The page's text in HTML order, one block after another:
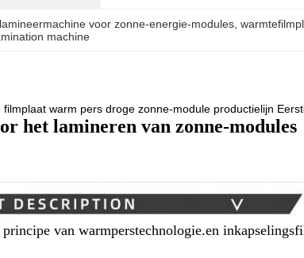
voor zonne-energie-modules ,
machine
warm pers droge zonne-module productielijn
het lamineren van zonne-modules
van warmperstechnologie.en